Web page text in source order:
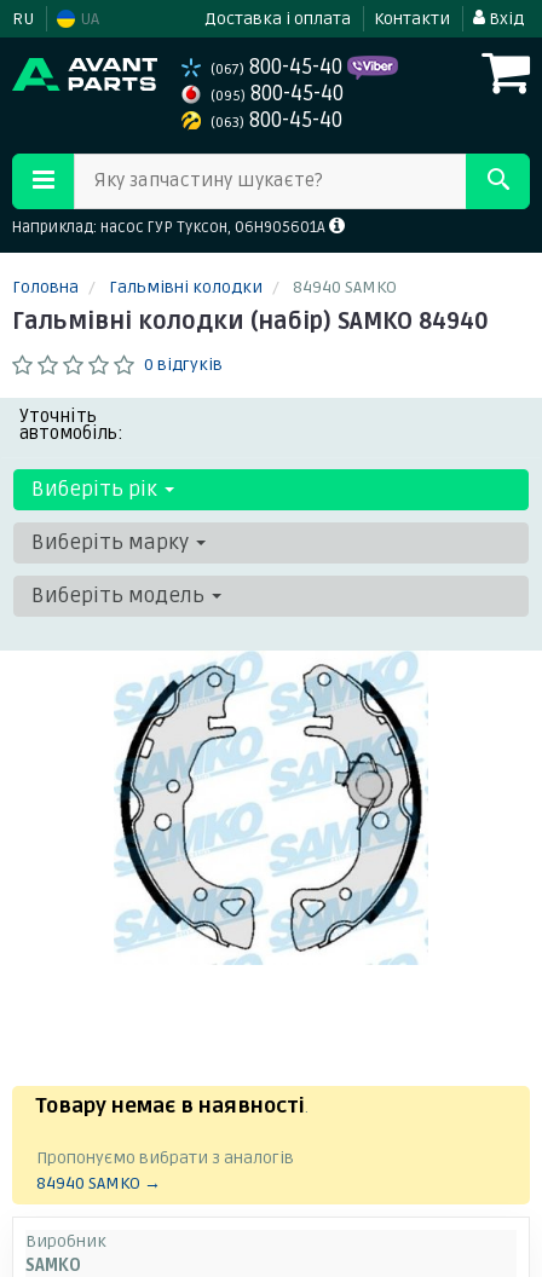
RU UA Доставка і оплата Контакти Вхід
(067) 800-45-40
(095) 800-45-40
(063) 800-45-40
Яку запчастину шукаєте?
Наприклад: насос ГУР Туксон, 06H905601A
Головна Гальмівні колодки 84940 SAMKO
Гальмівні колодки (набір) SAMKO 84940
0 відгуків
Уточніть
автомобіль:
Виберіть рік
Виберіть марку
Виберіть модель
Товару немає в наявності.
Пропонуємо вибрати з аналогів
84940 SAMKO →
Виробник
SAMKO